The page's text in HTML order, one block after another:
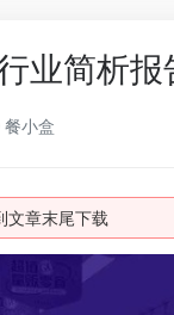
业简析
餐小盒
文章末尾下载